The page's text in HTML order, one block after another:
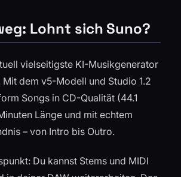
Lohnt sich Suno?
vielseitigste KI-Musikgenerator
dem v5-Modell und Studio 1.2
Songs in CD-Qualität (44.1
Länge und mit echtem
– von Intro bis Outro.
Du kannst Stems und MIDI